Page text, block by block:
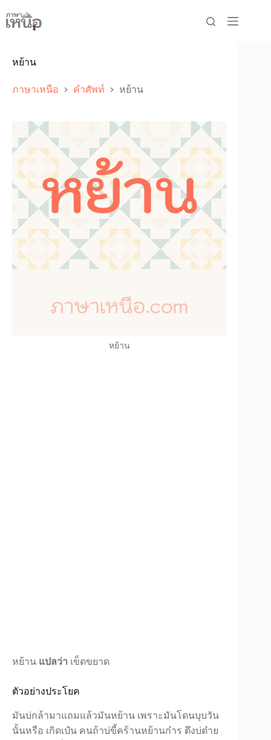
to
content
หย้าน
ภาษาเหนือ คำศัพท์ หย้าน
หย้าน
หย้าน แปลว่า เข็ดขยาด
ตัวอย่างประโยค
มันบ่กล้ามาแถมแล้วมันหย้าน เพราะมันโดนบุบวัน
นั้นหรือ เกิดเป๋น คนถ้าบ่ขี้คร้านหย้านก๋าร ตึงบ่ต๋าย